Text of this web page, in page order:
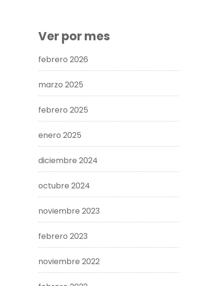
Ver por mes
febrero 2026
marzo 2025
febrero 2025
enero 2025
diciembre 2024
octubre 2024
noviembre 2023
febrero 2023
noviembre 2022